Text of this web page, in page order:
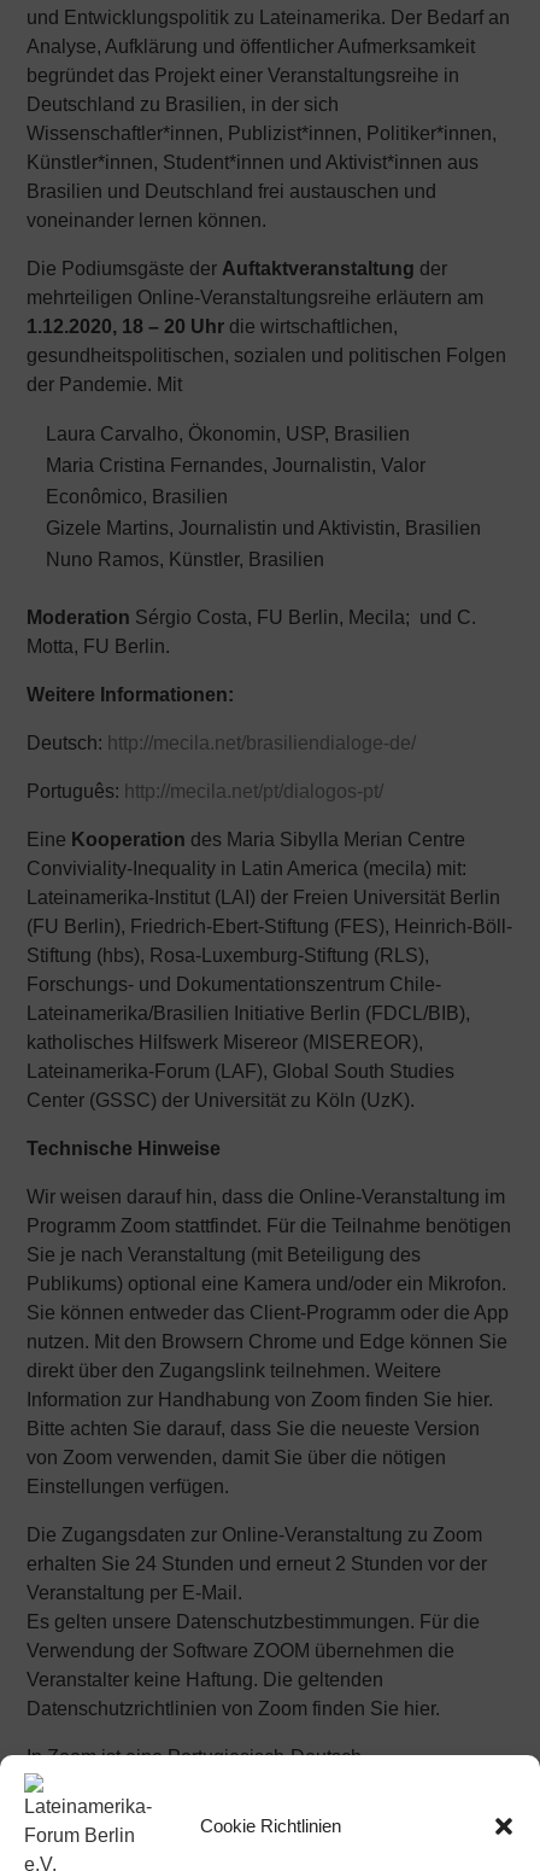
Cookie Richtlinien
und Entwicklungspolitik zu Lateinamerika. Der Bedarf an
Analyse, Aufklärung und öffentlicher Aufmerksamkeit
begründet das Projekt einer Veranstaltungsreihe in
Deutschland zu Brasilien, in der sich
Wissenschaftler*innen, Publizist*innen, Politiker*innen,
Künstler*innen, Student*innen und Aktivist*innen aus
Brasilien und Deutschland frei austauschen und
voneinander lernen können.
Die Podiumsgäste der Auftaktveranstaltung der
mehrteiligen Online-Veranstaltungsreihe erläutern am
1.12.2020, 18 – 20 Uhr die wirtschaftlichen,
gesundheitspolitischen, sozialen und politischen Folgen
der Pandemie. Mit
Laura Carvalho, Ökonomin, USP, Brasilien
Maria Cristina Fernandes, Journalistin, Valor
Econômico, Brasilien
Gizele Martins, Journalistin und Aktivistin, Brasilien
Nuno Ramos, Künstler, Brasilien
Moderation Sérgio Costa, FU Berlin, Mecila; und C.
Motta, FU Berlin.
Weitere Informationen:
Deutsch: http://mecila.net/brasiliendialoge-de/
Português: http://mecila.net/pt/dialogos-pt/
Eine Kooperation des Maria Sibylla Merian Centre
Conviviality-Inequality in Latin America (mecila) mit:
Lateinamerika-Institut (LAI) der Freien Universität Berlin
(FU Berlin), Friedrich-Ebert-Stiftung (FES), Heinrich-Böll-
Stiftung (hbs), Rosa-Luxemburg-Stiftung (RLS),
Forschungs- und Dokumentationszentrum Chile-
Lateinamerika/Brasilien Initiative Berlin (FDCL/BIB),
katholisches Hilfswerk Misereor (MISEREOR),
Lateinamerika-Forum (LAF), Global South Studies
Center (GSSC) der Universität zu Köln (UzK).
Technische Hinweise
Wir weisen darauf hin, dass die Online-Veranstaltung im
Programm Zoom stattfindet. Für die Teilnahme benötigen
Sie je nach Veranstaltung (mit Beteiligung des
Publikums) optional eine Kamera und/oder ein Mikrofon.
Sie können entweder das Client-Programm oder die App
nutzen. Mit den Browsern Chrome und Edge können Sie
direkt über den Zugangslink teilnehmen. Weitere
Information zur Handhabung von Zoom finden Sie hier.
Bitte achten Sie darauf, dass Sie die neueste Version
von Zoom verwenden, damit Sie über die nötigen
Einstellungen verfügen.
Die Zugangsdaten zur Online-Veranstaltung zu Zoom
erhalten Sie 24 Stunden und erneut 2 Stunden vor der
Veranstaltung per E-Mail.
Es gelten unsere Datenschutzbestimmungen. Für die
Verwendung der Software ZOOM übernehmen die
Veranstalter keine Haftung. Die geltenden
Datenschutzrichtlinien von Zoom finden Sie hier.
In Zoom ist eine Portugiesisch-Deutsch-
Simultandolmetschung verfügbar. Zusätzlich wird ein
Livestream im O-Ton der Veranstaltungen der Reihe hier
verfügbar sein.